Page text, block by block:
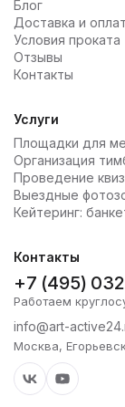
Блог
Доставка и
Условия проката
Отзывы
Контакты
Услуги
Площадки для
Организация
Проведение
Выездные
Кейтеринг:
Контакты
+7 (495)
Работаем
info@art-
Москва,